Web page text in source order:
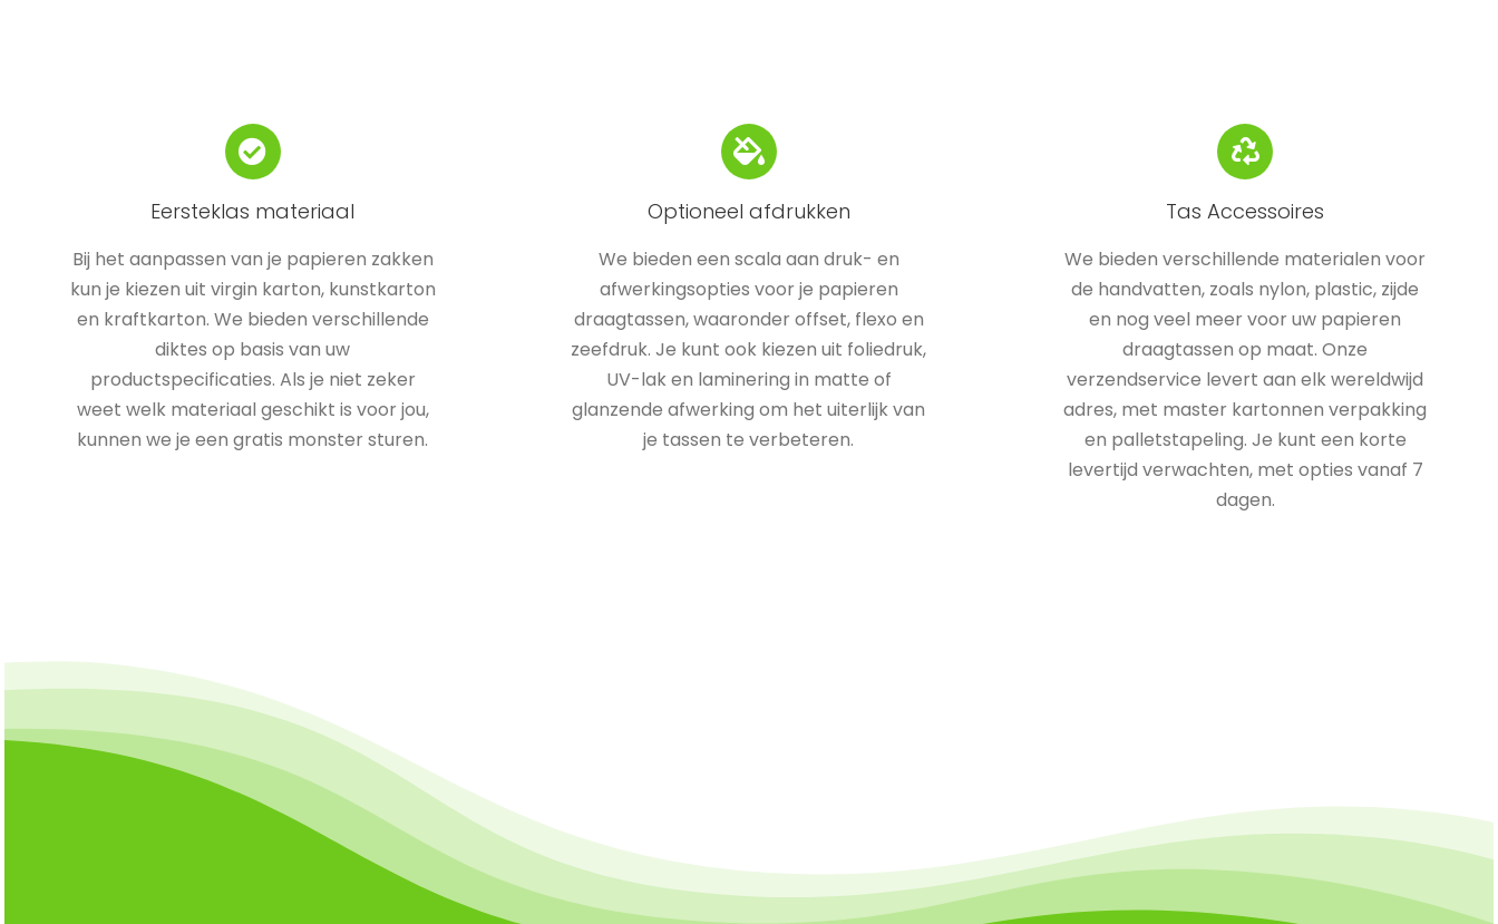
Eersteklas materiaal
Bij het aanpassen van je papieren zakken
kun je kiezen uit virgin karton, kunstkarton
en kraftkarton. We bieden verschillende
diktes op basis van uw
productspecificaties. Als je niet zeker
weet welk materiaal geschikt is voor jou,
kunnen we je een gratis monster sturen.
Optioneel afdrukken
We bieden een scala aan druk- en
afwerkingsopties voor je papieren
draagtassen, waaronder offset, flexo en
zeefdruk. Je kunt ook kiezen uit foliedruk,
UV-lak en laminering in matte of
glanzende afwerking om het uiterlijk van
je tassen te verbeteren.
Tas Accessoires
We bieden verschillende materialen voor
de handvatten, zoals nylon, plastic, zijde
en nog veel meer voor uw papieren
draagtassen op maat. Onze
verzendservice levert aan elk wereldwijd
adres, met master kartonnen verpakking
en palletstapeling. Je kunt een korte
levertijd verwachten, met opties vanaf 7
dagen.